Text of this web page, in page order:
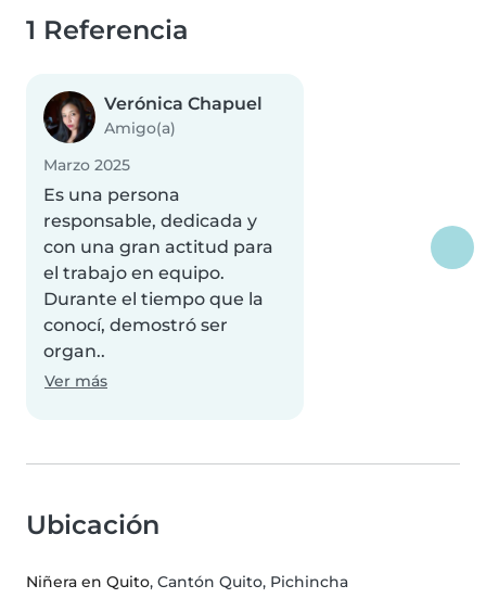
1 Referencia
Verónica Chapuel
Amigo(a)
Marzo 2025
Es una persona
responsable, dedicada y
con una gran actitud para
el trabajo en equipo.
Durante el tiempo que la
conocí, demostró ser
organ..
Ver más
Ubicación
Niñera en Quito, Cantón Quito, Pichincha